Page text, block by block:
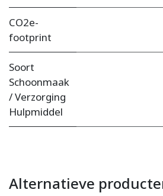
CO2e-
footprint
Soort
Schoonmaak
/ Verzorging
Hulpmiddel
Alternatieve